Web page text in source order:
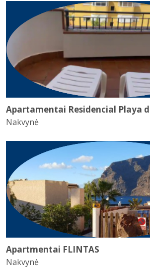
Apartamentai Residencial Playa
Nakvynė
Apartmentai FLINTAS
Nakvynė